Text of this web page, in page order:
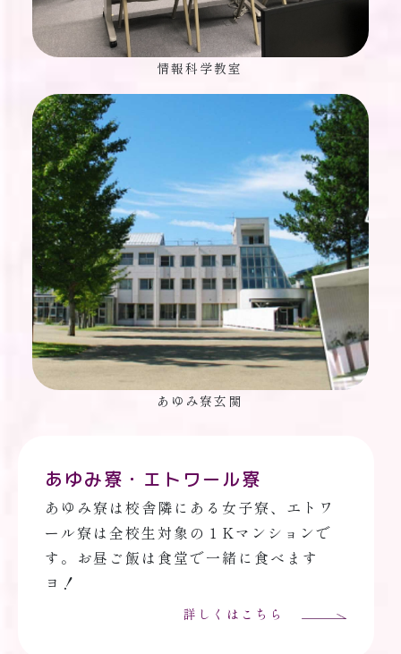
情報科学教室
あゆみ寮玄関
あゆみ寮・エトワール寮
あゆみ寮は校舎隣にある女子寮、エトワ
ール寮は全校生対象の１Kマンションで
す。お昼ご飯は食堂で一緒に食べます
ヨ！
詳しくはこちら